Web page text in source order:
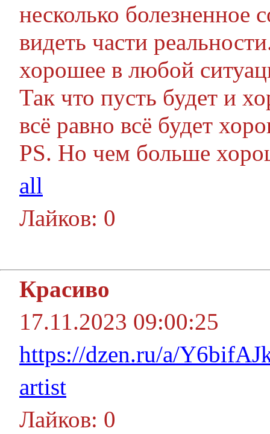
несколько болезненное
видеть части
хорошее в любой
Так что пусть будет и
всё равно всё будет
PS. Но чем больше
all
Лайков: 0
Красиво
17.11.2023 09:00:25
https://dzen.ru/a/
artist
Лайков: 0